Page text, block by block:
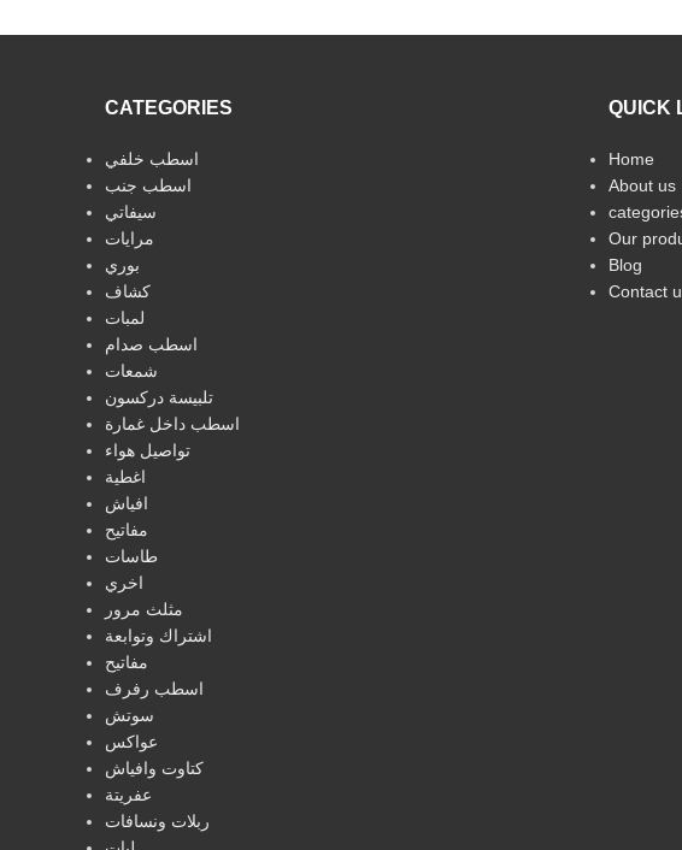
CATEGORIES
اسطب خلفي
اسطب جنب
سيفاتي
مرايات
بوري
كشاف
لمبات
اسطب صدام
شمعات
تلبيسة دركسون
اسطب داخل غمارة
تواصيل هواء
اغطية
افياش
مفاتيح
طاسات
اخري
مثلث مرور
اشتراك وتوابعة
مفاتيح
اسطب رفرف
سوتش
عواكس
كتاوت وافياش
عفريتة
ربلات ونسافات
QUICK
Home
About us
Our
Blog
Contact